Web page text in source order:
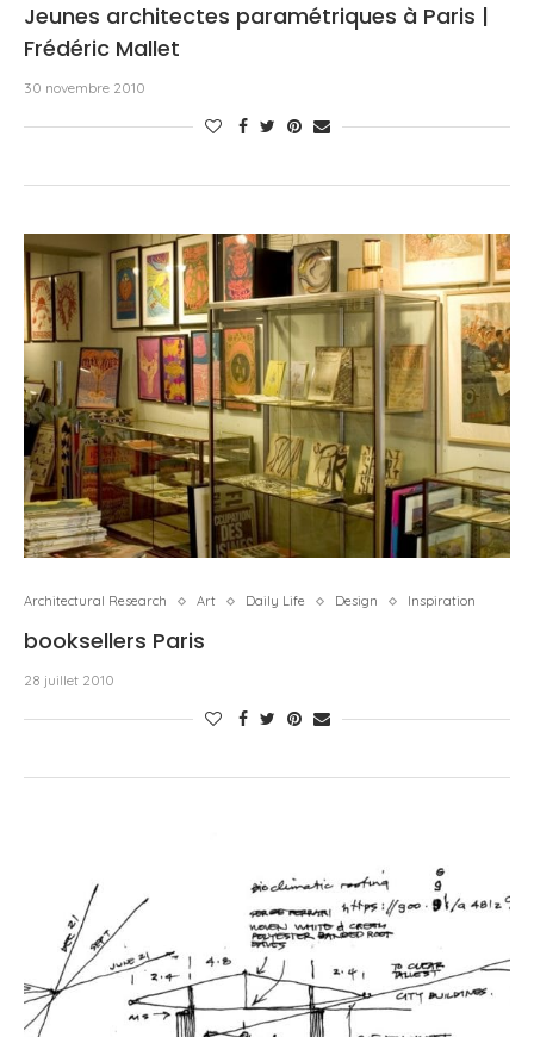
Jeunes architectes paramétriques à Paris |
Frédéric Mallet
30 novembre 2010
Architectural Research Art Daily Life Design Inspiration
booksellers Paris
28 juillet 2010